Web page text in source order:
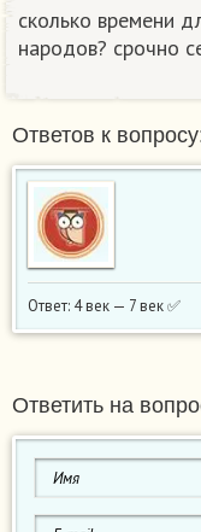
сколько времени
народов? срочно
Ответов к
Ответ: 4 век — 7 век ✅
Ответить на